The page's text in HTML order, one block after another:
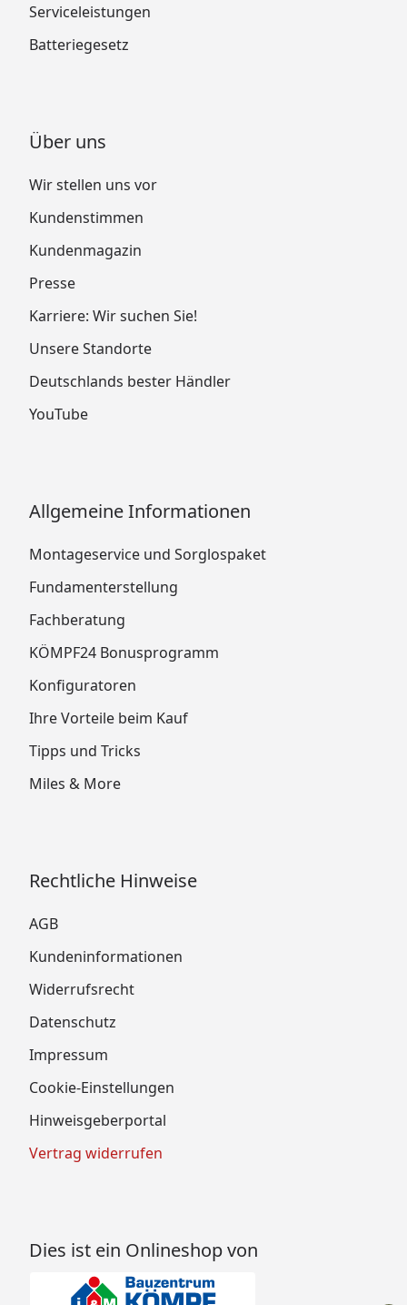
Serviceleistungen
Batteriegesetz
Über uns
Wir stellen uns vor
Kundenstimmen
Kundenmagazin
Presse
Karriere: Wir suchen Sie!
Unsere Standorte
Deutschlands bester Händler
YouTube
Allgemeine Informationen
Montageservice und Sorglospaket
Fundamenterstellung
Fachberatung
KÖMPF24 Bonusprogramm
Konfiguratoren
Ihre Vorteile beim Kauf
Tipps und Tricks
Miles & More
Rechtliche Hinweise
AGB
Kundeninformationen
Widerrufsrecht
Datenschutz
Impressum
Cookie-Einstellungen
Hinweisgeberportal
Vertrag widerrufen
Dies ist ein Onlineshop von